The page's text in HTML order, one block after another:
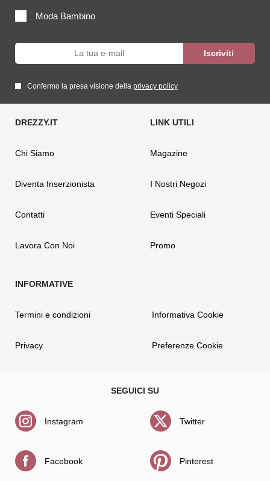
Moda Bambino
Confermo la presa visione della privacy policy
Chi Siamo
Diventa Inserzionista
Contatti
Lavora Con Noi
Magazine
I Nostri Negozi
Eventi Speciali
Promo
Termini e condizioni
Privacy
Informativa Cookie
Preferenze Cookie
Instagram
Facebook
Twitter
Pinterest